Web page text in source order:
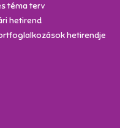
téma terv
hetirend
hetirendje